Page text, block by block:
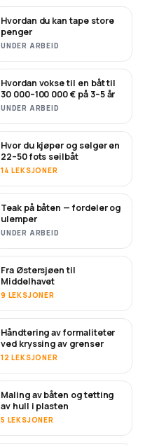
SNART
Hvordan du kan tape store
penger
UNDER ARBEID
NYTT
Hvordan vokse til en båt til
30 000–100 000 € på 3–5 år
UNDER ARBEID
SNART
Hvor du kjøper og selger en
22–50 fots seilbåt
14 LEKSJONER
SNART
Teak på båten — fordeler og
ulemper
UNDER ARBEID
SNART
Fra Østersjøen til
Middelhavet
9 LEKSJONER
Håndtering av formaliteter
ved kryssing av grenser
12 LEKSJONER
SNART
Maling av båten og tetting
av hull i plasten
5 LEKSJONER